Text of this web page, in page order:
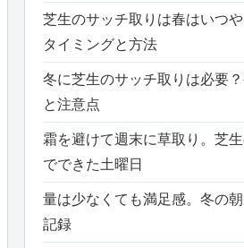
芝生のサッチ取りは春はいつ
タイミングと方法
冬に芝生のサッチ取りは必要
と注意点
霜を避けて週末に草取り。芝
でできた土曜日
量は少なくても満足感。冬の
記録